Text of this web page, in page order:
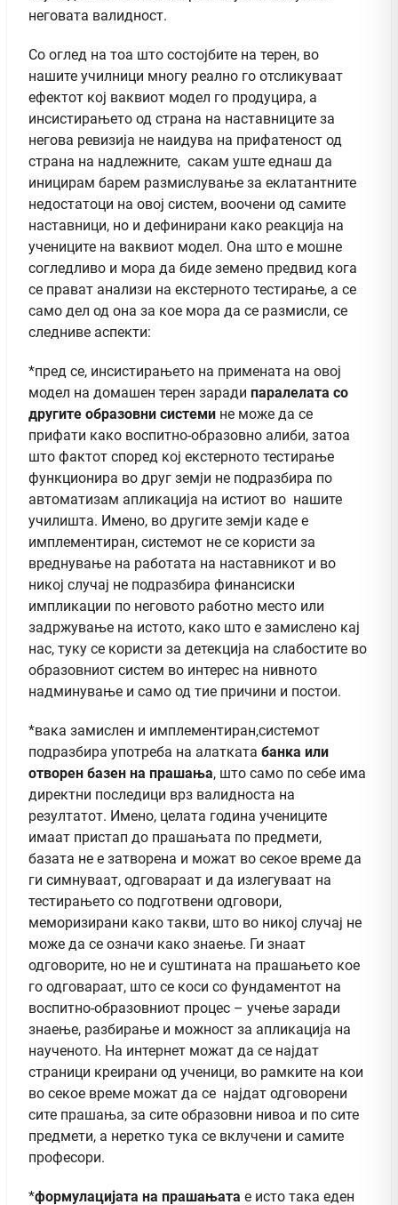
неговата валидност.
Со оглед на тоа што состојбите на терен, во
нашите училници многу реално го отсликуваат
ефектот кој ваквиот модел го продуцира, а
инсистирањето од страна на наставниците за
негова ревизија не наидува на прифатеност од
страна на надлежните, сакам уште еднаш да
иницирам барем размислување за еклатантните
недостатоци на овој систем, воочени од самите
наставници, но и дефинирани како реакција на
учениците на ваквиот модел. Она што е мошне
согледливо и мора да биде земено предвид кога
се прават анализи на екстерното тестирање, а се
само дел од она за кое мора да се размисли, се
следниве аспекти:
*пред се, инсистирањето на примената на овој
модел на домашен терен заради паралелата со
другите образовни системи не може да се
прифати како воспитно-образовно алиби, затоа
што фактот според кој екстерното тестирање
функционира во друг земји не подразбира по
автоматизам апликација на истиот во нашите
училишта. Имено, во другите земји каде е
имплементиран, системот не се користи за
вреднување на работата на наставникот и во
никој случај не подразбира финансиски
импликации по неговото работно место или
задржување на истото, како што е замислено кај
нас, туку се користи за детекција на слабостите во
образовниот систем во интерес на нивното
надминување и само од тие причини и постои.
*вака замислен и имплементиран,системот
подразбира употреба на алатката банка или
отворен базен на прашања, што само по себе има
директни последици врз валидноста на
резултатот. Имено, целата година учениците
имаат пристап до прашањата по предмети,
базата не е затворена и можат во секое време да
ги симнуваат, одговараат и да излегуваат на
тестирањето со подготвени одговори,
меморизирани како такви, што во никој случај не
може да се означи како знаење. Ги знаат
одговорите, но не и суштината на прашањето кое
го одговараат, што се коси со фундаментот на
воспитно-образовниот процес – учење заради
знаење, разбирање и можност за апликација на
наученото. На интернет можат да се најдат
страници креирани од ученици, во рамките на кои
во секое време можат да се најдат одговорени
сите прашања, за сите образовни нивоа и по сите
предмети, а неретко тука се вклучени и самите
професори.
*формулацијата на прашањата е исто така еден